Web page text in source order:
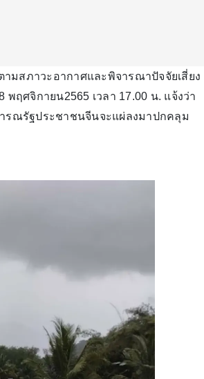
ามสภาวะอากาศและพิจารณาปัจจัยเสี่ยง
ฤศจิกายน2565 เวลา 17.00 น. แจ้งว่า
รณรัฐประชาชนจีนจะแผ่ลงมาปกคลุม